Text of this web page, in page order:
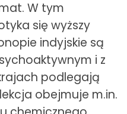
W tym
się wyższy
indyjskie są
i z
podlegają
obejmuje m.in.